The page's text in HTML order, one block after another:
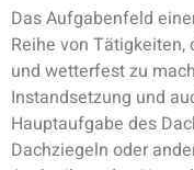
Das Aufgabenfeld
Reihe von Tätigkeiten,
und wetterfest zu
Instandsetzung und
Hauptaufgabe des
Dachziegeln oder